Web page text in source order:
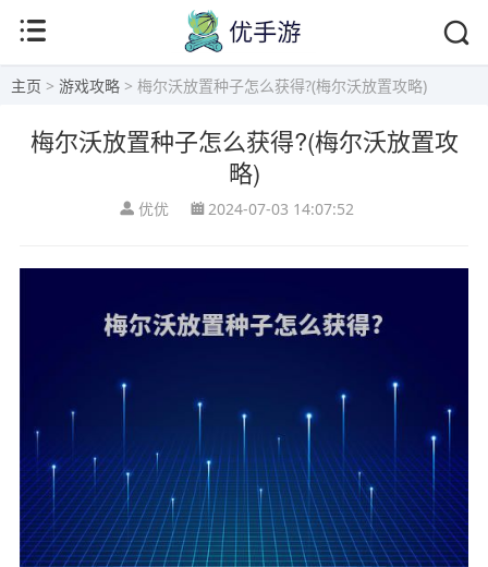
主页 > 游戏攻略 > 梅尔沃放置种子怎么获得?(梅尔沃放置攻略)
梅尔沃放置种子怎么获得?(梅尔沃放置攻
略)
优优 2024-07-03 14:07:52